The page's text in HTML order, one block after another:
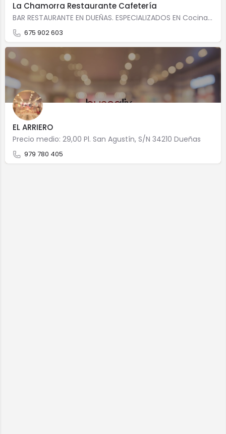
La Chamorra Restaurante Cafetería
BAR RESTAURANTE EN DUEÑAS. ESPECIALIZADOS EN Cocina caseraCocina castellana Carretera Burgos -…
675 902 603
EL ARRIERO
Precio medio: 29,00 Pl. San Agustín, S/N 34210 Dueñas
979 780 405